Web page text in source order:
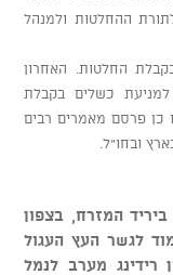
ההחלטות ולמנהל
החלטות. האחרון
כשלים בקבלת
יצא לאור בהוצאת "מטר" ב- 2010. כמו כן פרסם מאמרים רבים
ובחו"ל.
האנגר 12) ממוקם ביריד המזרח, בצפון
לגשר העץ העגול
רידינג מערב לנמל